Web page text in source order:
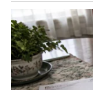
అవకాశం ఉంది.
గూగుల్‌లో